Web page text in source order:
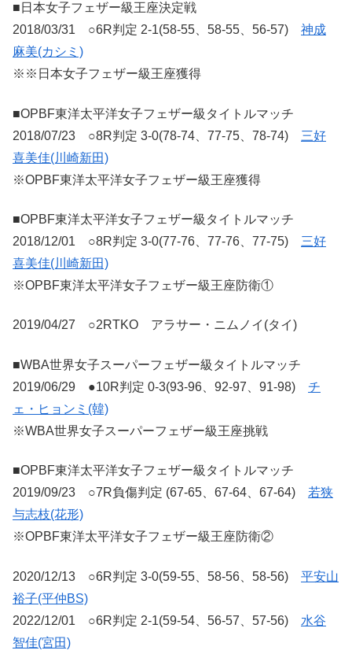
■日本女子フェザー級王座決定戦
2018/03/31 ○6R判定 2-1(58-55、58-55、56-57) 神成
麻美(カシミ)
※※日本女子フェザー級王座獲得
■OPBF東洋太平洋女子フェザー級タイトルマッチ
2018/07/23 ○8R判定 3-0(78-74、77-75、78-74) 三好
喜美佳(川崎新田)
※OPBF東洋太平洋女子フェザー級王座獲得
■OPBF東洋太平洋女子フェザー級タイトルマッチ
2018/12/01 ○8R判定 3-0(77-76、77-76、77-75) 三好
喜美佳(川崎新田)
※OPBF東洋太平洋女子フェザー級王座防衛①
2019/04/27 ○2RTKO アラサー・ニムノイ(タイ)
■WBA世界女子スーパーフェザー級タイトルマッチ
2019/06/29 ●10R判定 0-3(93-96、92-97、91-98) チ
ェ・ヒョンミ(韓)
※WBA世界女子スーパーフェザー級王座挑戦
■OPBF東洋太平洋女子フェザー級タイトルマッチ
2019/09/23 ○7R負傷判定 (67-65、67-64、67-64) 若狭
与志枝(花形)
※OPBF東洋太平洋女子フェザー級王座防衛②
2020/12/13 ○6R判定 3-0(59-55、58-56、58-56) 平安山
裕子(平仲BS)
2022/12/01 ○6R判定 2-1(59-54、56-57、57-56) 水谷
智佳(宮田)